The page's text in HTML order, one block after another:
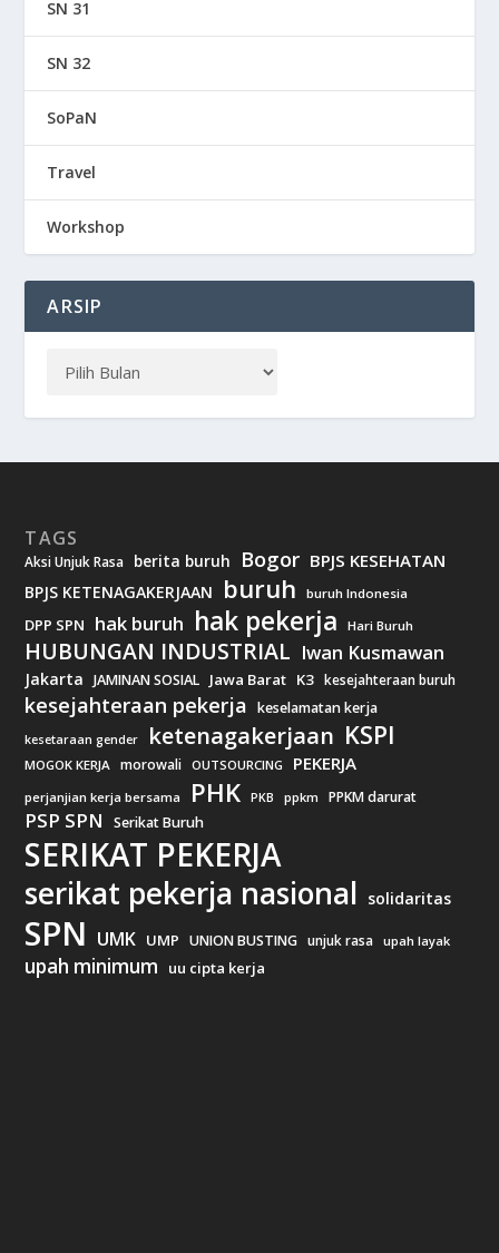
SN 31
SN 32
SoPaN
Travel
Workshop
ARSIP
TAGS
Aksi Unjuk Rasa berita buruh Bogor BPJS KESEHATAN
BPJS KETENAGAKERJAAN buruh buruh Indonesia
DPP SPN hak buruh hak pekerja Hari Buruh
HUBUNGAN INDUSTRIAL Iwan Kusmawan
Jakarta JAMINAN SOSIAL Jawa Barat K3 kesejahteraan buruh
kesejahteraan pekerja keselamatan kerja
kesetaraan gender ketenagakerjaan KSPI
MOGOK KERJA morowali OUTSOURCING PEKERJA
perjanjian kerja bersama PHK PKB ppkm PPKM darurat
PSP SPN Serikat Buruh
SERIKAT PEKERJA
serikat pekerja nasional solidaritas
SPN UMK UMP UNION BUSTING unjuk rasa upah layak
upah minimum uu cipta kerja